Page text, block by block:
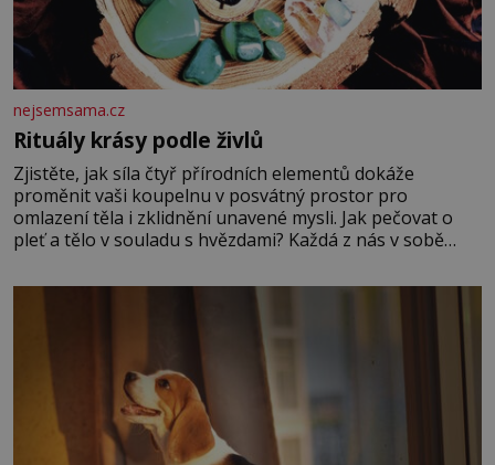
nejsemsama.cz
Rituály krásy podle živlů
Zjistěte, jak síla čtyř přírodních elementů dokáže
proměnit vaši koupelnu v posvátný prostor pro
omlazení těla i zklidnění unavené mysli. Jak pečovat o
pleť a tělo v souladu s hvězdami? Každá z nás v sobě
povaze, ale i v potřebách naší pokožky. Ohnivá znamení
Ženy narozené ve znamení Berana, Lva a Střelce v sobě
nesou žár, odvahu a neutuchající elán. Vaše